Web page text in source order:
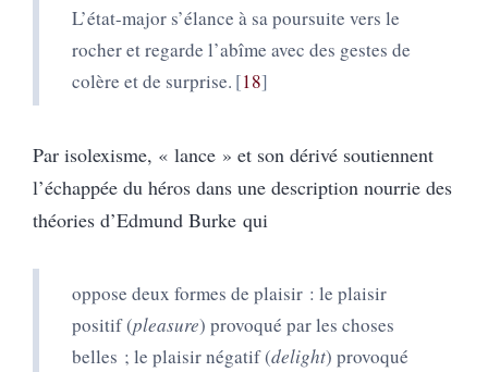
L’état-major s’élance à sa poursuite vers le
rocher et regarde l’abîme avec des gestes de
colère et de surprise. 18
Par isolexisme, « lance » et son dérivé soutiennent
l’échappée du héros dans une description nourrie des
théories d’Edmund Burke qui
oppose deux formes de plaisir : le plaisir
positif (pleasure) provoqué par les choses
belles ; le plaisir négatif (delight) provoqué